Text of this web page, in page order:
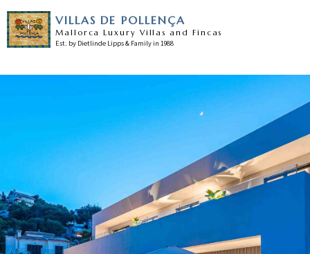
VILLAS DE POLLENÇA
Mallorca Luxury Villas and Fincas
Est. by Dietlinde Lipps & Family in 1988
Home
Unsere villas
Pollensa
Unser service
Nachrichten